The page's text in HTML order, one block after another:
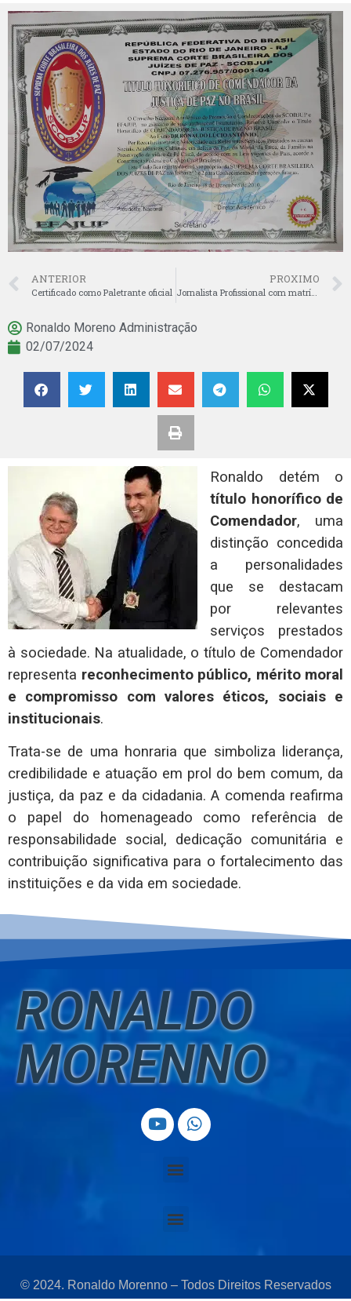
ANTERIOR
Certificado como Paletrante oficial
PROXIMO
Jornalista Profissional com matrícula MTB
Ronaldo Moreno Administração
02/07/2024
Ronaldo detém o
título honorífico de
Comendador, uma
distinção concedida
a personalidades
que se destacam
por relevantes
serviços prestados
à sociedade. Na atualidade, o título de Comendador
representa reconhecimento público, mérito moral
e compromisso com valores éticos, sociais e
institucionais.
Trata-se de uma honraria que simboliza liderança,
credibilidade e atuação em prol do bem comum, da
justiça, da paz e da cidadania. A comenda reafirma
o papel do homenageado como referência de
responsabilidade social, dedicação comunitária e
contribuição significativa para o fortalecimento das
instituições e da vida em sociedade.
RONALDO
MORENNO
© 2024. Ronaldo Morenno – Todos Direitos Reservados